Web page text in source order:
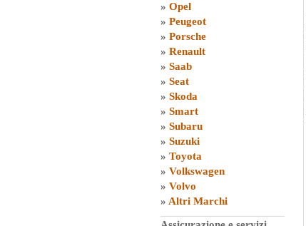
» Opel
» Peugeot
» Porsche
» Renault
» Saab
» Seat
» Skoda
» Smart
» Subaru
» Suzuki
» Toyota
» Volkswagen
» Volvo
» Altri Marchi